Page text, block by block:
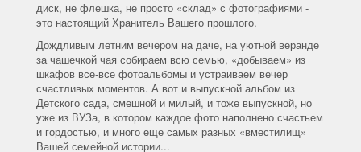
диск, не флешка, не просто «склад» с фотографиями -
это настоящий Хранитель Вашего прошлого.
Дождливым летним вечером на даче, на уютной веранде
за чашечкой чая собираем всю семью, «добываем» из
шкафов все-все фотоальбомы и устраиваем вечер
счастливых моментов. А вот и выпускной альбом из
Детского сада, смешной и милый, и тоже выпускной, но
уже из ВУЗа, в котором каждое фото наполнено счастьем
и гордостью, и много еще самых разных «вместилищ»
Вашей семейной истории...